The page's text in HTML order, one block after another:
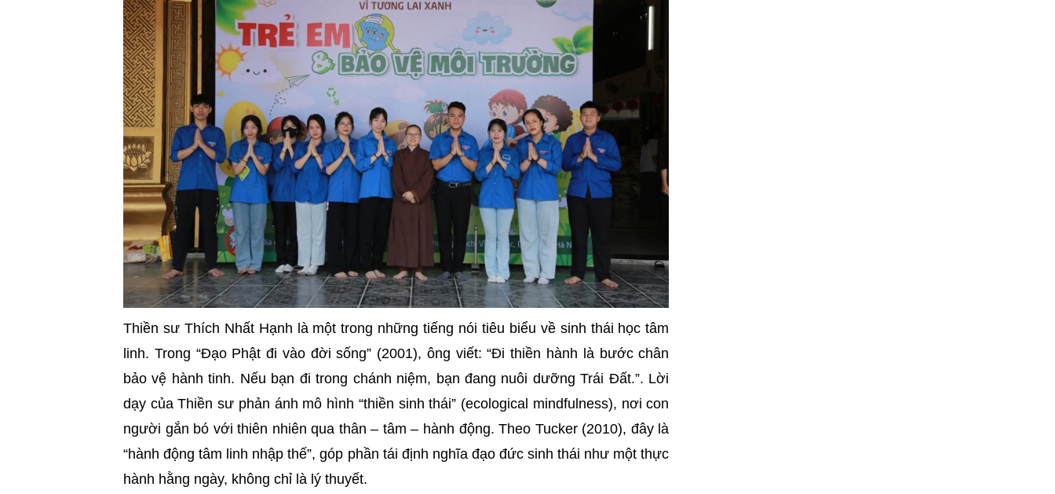
Thiền sư Thích Nhất Hạnh là một trong những tiếng nói tiêu biểu về sinh thái học tâm
linh. Trong “Đạo Phật đi vào đời sống” (2001), ông viết: “Đi thiền hành là bước chân
bảo vệ hành tinh. Nếu bạn đi trong chánh niệm, bạn đang nuôi dưỡng Trái Đất.”. Lời
dạy của Thiền sư phản ánh mô hình “thiền sinh thái” (ecological mindfulness), nơi con
người gắn bó với thiên nhiên qua thân – tâm – hành động. Theo Tucker (2010), đây là
“hành động tâm linh nhập thế”, góp phần tái định nghĩa đạo đức sinh thái như một thực
hành hằng ngày, không chỉ là lý thuyết.